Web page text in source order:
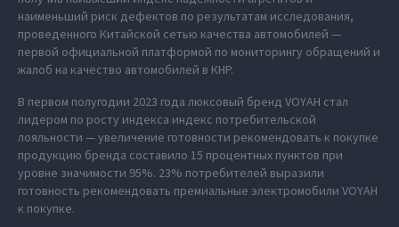
наименьший риск дефектов по результатам исследования,
проведенного Китайской сетью качества автомобилей —
первой официальной платформой по мониторингу обращений и
жалоб на качество автомобилей в КНР.
В первом полугодии 2023 года люксовый бренд VOYAH стал
лидером по росту индекса индекс потребительской
лояльности — увеличение готовности рекомендовать к покупке
продукцию бренда составило 15 процентных пунктов при
уровне значимости 95%. 23% потребителей выразили
готовность рекомендовать премиальные электромобили VOYAH
к покупке.